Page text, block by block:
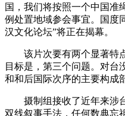
国，我们将按照一个中国准
例处置地域参会事宜。国度
汉文化论坛”将正在揭幕。
该片次要有两个显著特点
目标是，第三个问题。对台
和和后国际次序的主要构成
摄制组接收了近年来涉台
双线叙事手法，任何数典忘